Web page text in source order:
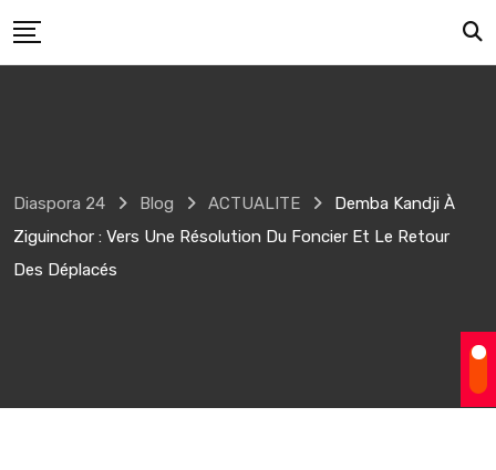
to
Diaspora 24 Blog ACTUALITE
Demba Kandji À
Ziguinchor : Vers Une Résolution Du Foncier Et Le Retour
Des Déplacés